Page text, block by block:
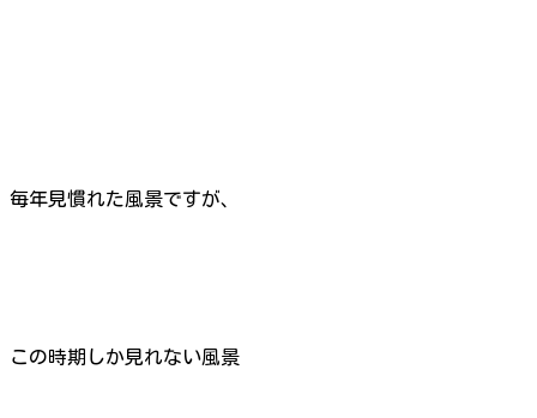
毎年見慣れた風景ですが、
この時期しか見れない風景